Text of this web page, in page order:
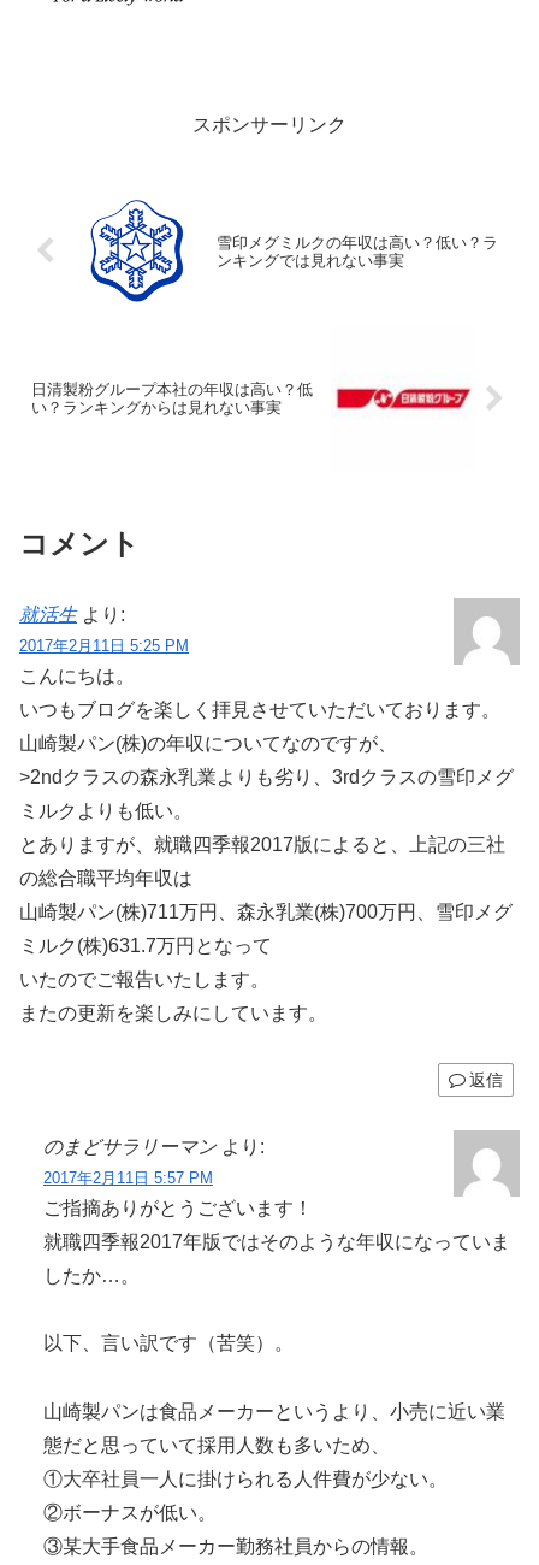
スポンサーリンク
雪印メグミルクの年収は高い？低い？ラ
ンキングでは見れない事実
日清製粉グループ本社の年収は高い？低
い？ランキングからは見れない事実
コメント
就活生 より:
2017年2月11日 5:25 PM
こんにちは。
いつもブログを楽しく拝見させていただいております。
山崎製パン(株)の年収についてなのですが、
>2ndクラスの森永乳業よりも劣り、3rdクラスの雪印メグ
ミルクよりも低い。
とありますが、就職四季報2017版によると、上記の三社
の総合職平均年収は
山崎製パン(株)711万円、森永乳業(株)700万円、雪印メグ
ミルク(株)631.7万円となって
いたのでご報告いたします。
またの更新を楽しみにしています。
返信
のまどサラリーマン より:
2017年2月11日 5:57 PM
ご指摘ありがとうございます！
就職四季報2017年版ではそのような年収になっていま
したか…。
以下、言い訳です（苦笑）。
山崎製パンは食品メーカーというより、小売に近い業
態だと思っていて採用人数も多いため、
①大卒社員一人に掛けられる人件費が少ない。
②ボーナスが低い。
③某大手食品メーカー勤務社員からの情報。